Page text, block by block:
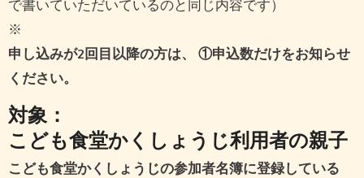
で書いていただいているのと同じ内容です）
※
申し込みが2回目以降の方は、 ①申込数だけをお知らせ
ください。
対象：
こども食堂かくしょうじ利用者の親子
こども食堂かくしょうじの参加者名簿に登録している